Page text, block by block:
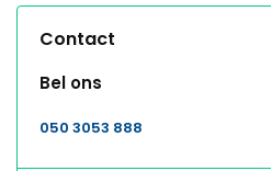
Contact
Bel ons
050 3053 888